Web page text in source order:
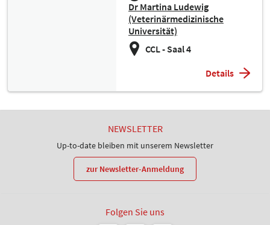
Dr Martina Ludewig
(Veterinärmedizinische
Universität)
CCL - Saal 4
Details
NEWSLETTER
Up-to-date bleiben mit unserem Newsletter
zur Newsletter-Anmeldung
Folgen Sie uns